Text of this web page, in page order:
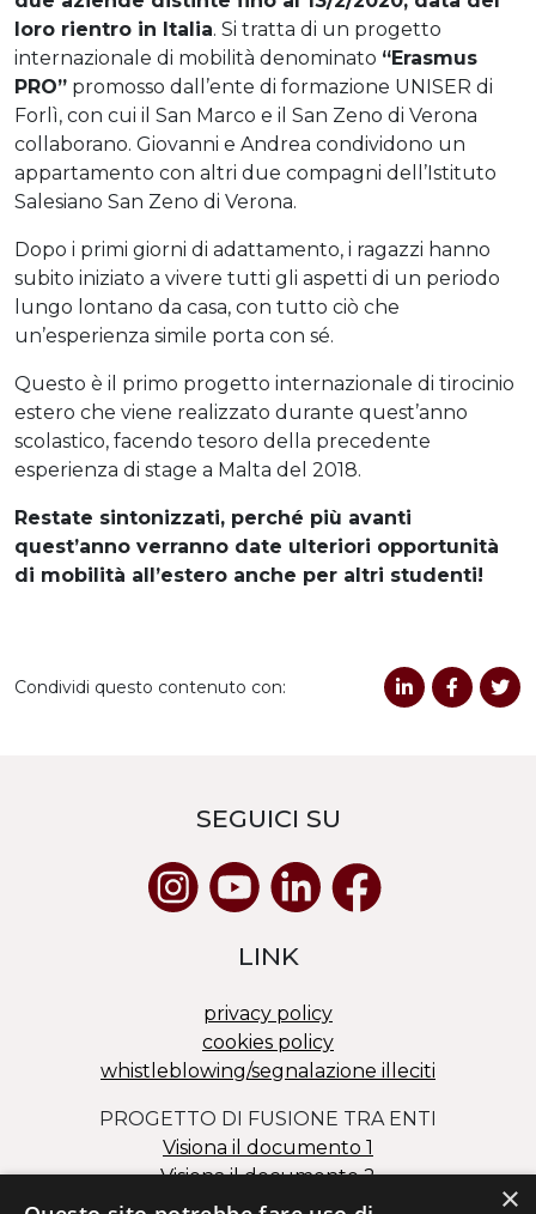
loro rientro in Italia. Si tratta di un progetto
internazionale di mobilità denominato “Erasmus
PRO” promosso dall’ente di formazione UNISER di
Forlì, con cui il San Marco e il San Zeno di Verona
collaborano. Giovanni e Andrea condividono un
appartamento con altri due compagni dell’Istituto
Salesiano San Zeno di Verona.
Dopo i primi giorni di adattamento, i ragazzi hanno
subito iniziato a vivere tutti gli aspetti di un periodo
lungo lontano da casa, con tutto ciò che
un’esperienza simile porta con sé.
Questo è il primo progetto internazionale di tirocinio
estero che viene realizzato durante quest’anno
scolastico, facendo tesoro della precedente
esperienza di stage a Malta del 2018.
Restate sintonizzati, perché più avanti
quest’anno verranno date ulteriori opportunità
di mobilità all’estero anche per altri studenti!
Condividi questo contenuto con:
SEGUICI SU
LINK
privacy policy
cookies policy
whistleblowing/segnalazione illeciti
PROGETTO DI FUSIONE TRA ENTI
Visiona il documento 1
Visiona il documento 2
×